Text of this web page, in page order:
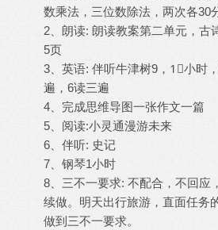
数乘法，三位数除法，两次各30
2、朗读: 朗读教案第二单元，古
5页
3、英语: 伴听牛津树9，1⃣️小时
遍，6读三遍
4、完成思维导图一张作文一篇
5、阅读:小灵通漫游未来
6、伴听: 史记
7、钢琴1小时
8、三不一要求: 不配合，不回应
续做。明天出行旅游，直面任务
做到三不一要求。